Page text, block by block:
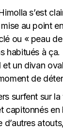
s’est
au point
ou « peau
habitués à
un divan
de
surfent sur
capitonnés
d’autres